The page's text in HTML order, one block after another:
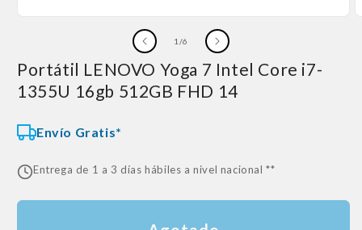
en
ventana
1 /de
6
Portátil LENOVO Yoga 7 Intel Core i7-
1355U 16gb 512GB FHD 14
Envío Gratis*
Entrega de 1 a 3 días hábiles a nivel nacional **